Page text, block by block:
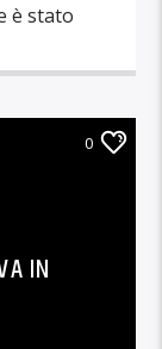
è stato
0
IN